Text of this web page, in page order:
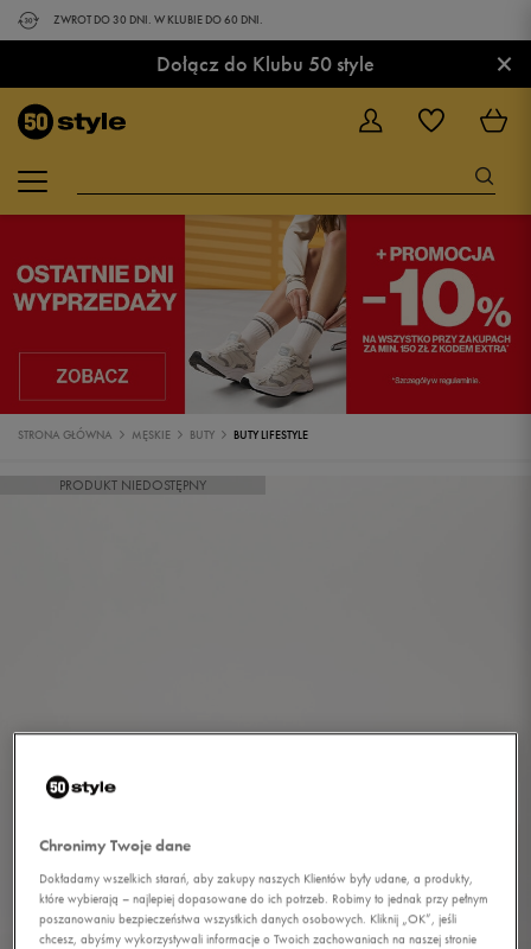
ZWROT DO 30 DNI. W KLUBIE DO 60 DNI.
Dołącz do Klubu 50 style ×
STRONA GŁÓWNA MĘSKIE BUTY BUTY LIFESTYLE
PRODUKT NIEDOSTĘPNY
Chronimy Twoje dane
Dokładamy wszelkich starań, aby zakupy naszych Klientów były udane, a produkty,
które wybierają – najlepiej dopasowane do ich potrzeb. Robimy to jednak przy pełnym
poszanowaniu bezpieczeństwa wszystkich danych osobowych. Kliknij „OK”, jeśli
chcesz, abyśmy wykorzystywali informacje o Twoich zachowaniach na naszej stronie